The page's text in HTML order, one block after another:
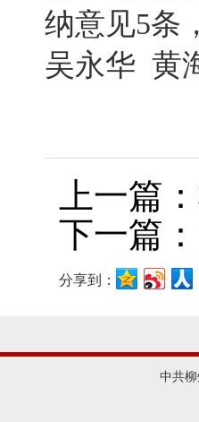
纳意见5条
吴永华 黄
上一篇
下一篇
分享到：
中共